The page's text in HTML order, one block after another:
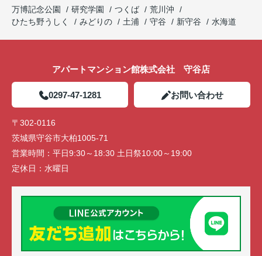
万博記念公園
研究学園 つくば
荒川沖
ひたち野うしく
みどりの 土浦 守谷 新守谷 水海道
アパートマンション館株式会社 守谷店
0297-47-1281 お問い合わせ
〒302-0116
茨城県守谷市大柏1005-71
営業時間： 平日9:30～18:30 土日祭10:00～19:00
定休日： 水曜日